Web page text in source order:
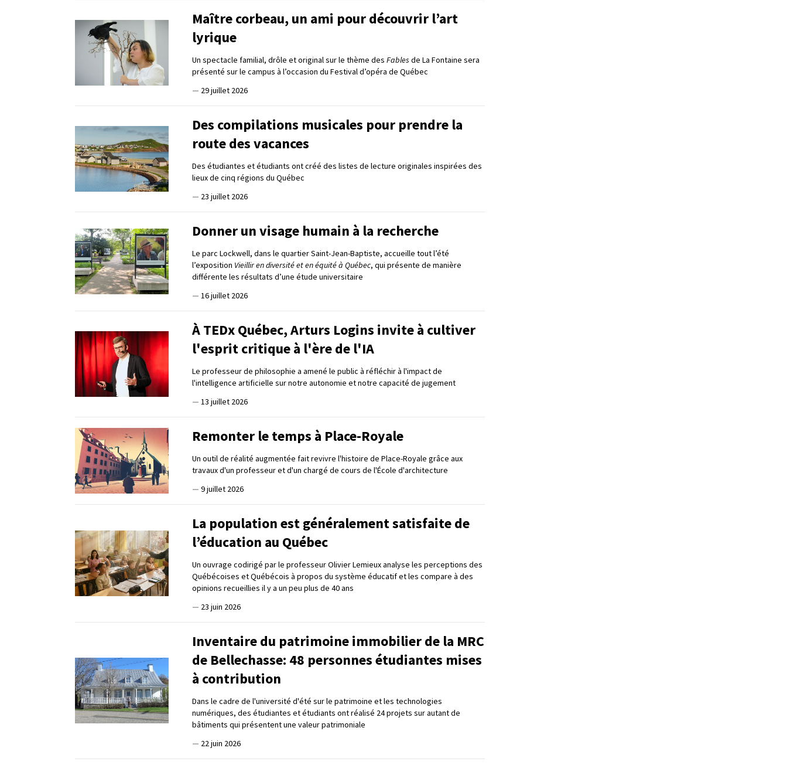
Maître corbeau, un ami pour découvrir l’art
lyrique
Un spectacle familial, drôle et original sur le thème des Fables de La Fontaine sera
présenté sur le campus à l’occasion du Festival d’opéra de Québec
— 29 juillet 2026
Des compilations musicales pour prendre la
route des vacances
Des étudiantes et étudiants ont créé des listes de lecture originales inspirées des
lieux de cinq régions du Québec
— 23 juillet 2026
Donner un visage humain à la recherche
Le parc Lockwell, dans le quartier Saint-Jean-Baptiste, accueille tout l’été
l’exposition Vieillir en diversité et en équité à Québec, qui présente de manière
différente les résultats d’une étude universitaire
— 16 juillet 2026
À TEDx Québec, Arturs Logins invite à cultiver
l'esprit critique à l'ère de l'IA
Le professeur de philosophie a amené le public à réfléchir à l'impact de
l'intelligence artificielle sur notre autonomie et notre capacité de jugement
— 13 juillet 2026
Remonter le temps à Place-Royale
Un outil de réalité augmentée fait revivre l'histoire de Place-Royale grâce aux
travaux d'un professeur et d'un chargé de cours de l'École d'architecture
— 9 juillet 2026
La population est généralement satisfaite de
l’éducation au Québec
Un ouvrage codirigé par le professeur Olivier Lemieux analyse les perceptions des
Québécoises et Québécois à propos du système éducatif et les compare à des
opinions recueillies il y a un peu plus de 40 ans
— 23 juin 2026
Inventaire du patrimoine immobilier de la MRC
de Bellechasse: 48 personnes étudiantes mises
à contribution
Dans le cadre de l'université d'été sur le patrimoine et les technologies
numériques, des étudiantes et étudiants ont réalisé 24 projets sur autant de
bâtiments qui présentent une valeur patrimoniale
— 22 juin 2026